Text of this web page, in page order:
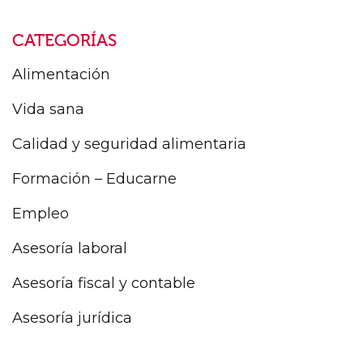
CATEGORÍAS
Alimentación
Vida sana
Calidad y seguridad alimentaria
Formación – Educarne
Empleo
Asesoría laboral
Asesoría fiscal y contable
Asesoría jurídica